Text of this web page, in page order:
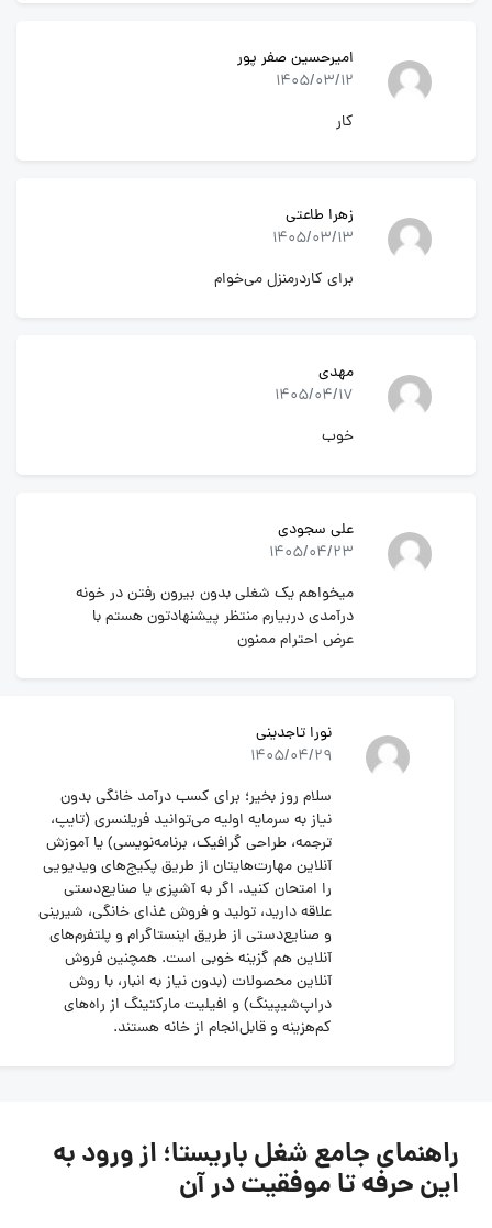
امیرحسین صفر پور
1405/03/12
کار
زهرا طاعتی
1405/03/13
برای کاردرمنزل می‌خوام
مهدی
1405/04/17
خوب
علی سجودی
1405/04/23
میخواهم یک شغلی بدون بیرون رفتن در خونه
درآمدی دربیارم منتظر پیشنهادتون هستم با
عرض احترام ممنون
نورا تاجدینی
1405/04/29
سلام روز بخیر؛ برای کسب درآمد خانگی بدون
نیاز به سرمایه اولیه می‌توانید فریلنسری (تایپ،
ترجمه، طراحی گرافیک، برنامه‌نویسی) یا آموزش
آنلاین مهارت‌هایتان از طریق پکیج‌های ویدیویی
را امتحان کنید. اگر به آشپزی یا صنایع‌دستی
علاقه دارید، تولید و فروش غذای خانگی، شیرینی
و صنایع‌دستی از طریق اینستاگرام و پلتفرم‌های
آنلاین هم گزینه خوبی است. همچنین فروش
آنلاین محصولات (بدون نیاز به انبار، با روش
دراپ‌شیپینگ) و افیلیت مارکتینگ از راه‌های
کم‌هزینه و قابل‌انجام از خانه هستند.
راهنمای جامع شغل باریستا؛‌ از ورود به
این حرفه تا موفقیت در آن